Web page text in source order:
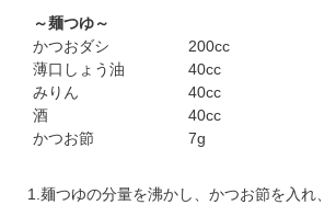
～麺つゆ～
かつおダシ
200cc
薄口しょう油
40cc
みりん
40cc
酒
40cc
かつお節
7g
1.麺つゆの分量を沸かし、かつお節を入れ、